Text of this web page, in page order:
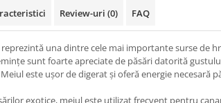
Review-uri (0) FAQ
una dintre cele mai importante surse de
sunt foarte apreciate de păsări datorită
este ușor de digerat și oferă energie necesară
exotice, meiul este utilizat frecvent pentru